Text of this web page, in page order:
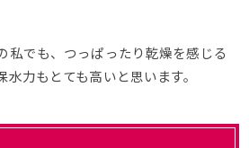
私でも、つっぱったり乾燥を感じる
力もとても高いと思います。